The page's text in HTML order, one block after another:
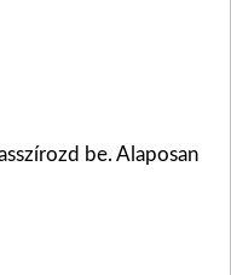
be. Alaposan